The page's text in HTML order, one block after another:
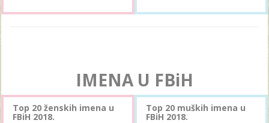
IMENA U FBiH
Top 20 ženskih imena u
FBiH 2018.
Top 20 muških imena u
FBiH 2018.